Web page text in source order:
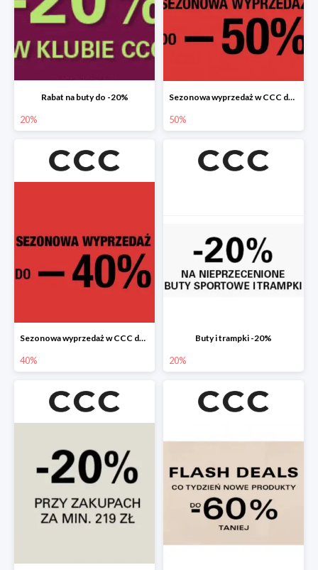
Rabat na buty do -20%
20%
Sezonowa wyprzedaż w CCC do -50%
50%
Sezonowa wyprzedaż w CCC do -40%
40%
Buty i trampki -20%
20%